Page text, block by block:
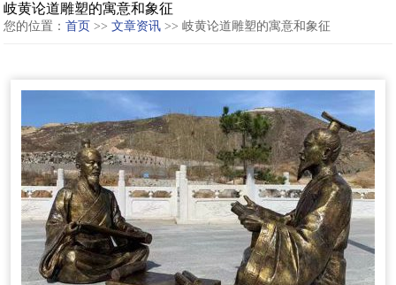
岐黄论道雕塑的寓意和象征
您的位置：首页 >>文章资讯 >> 岐黄论道雕塑的寓意和象征